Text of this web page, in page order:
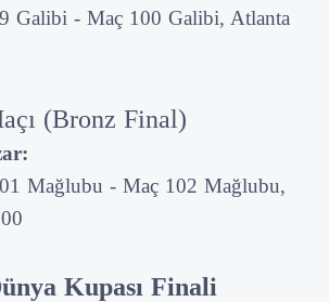
Galibi - Maç 100 Galibi, Atlanta
(Bronz Final)
Mağlubu - Maç 102 Mağlubu,
Kupası Finali